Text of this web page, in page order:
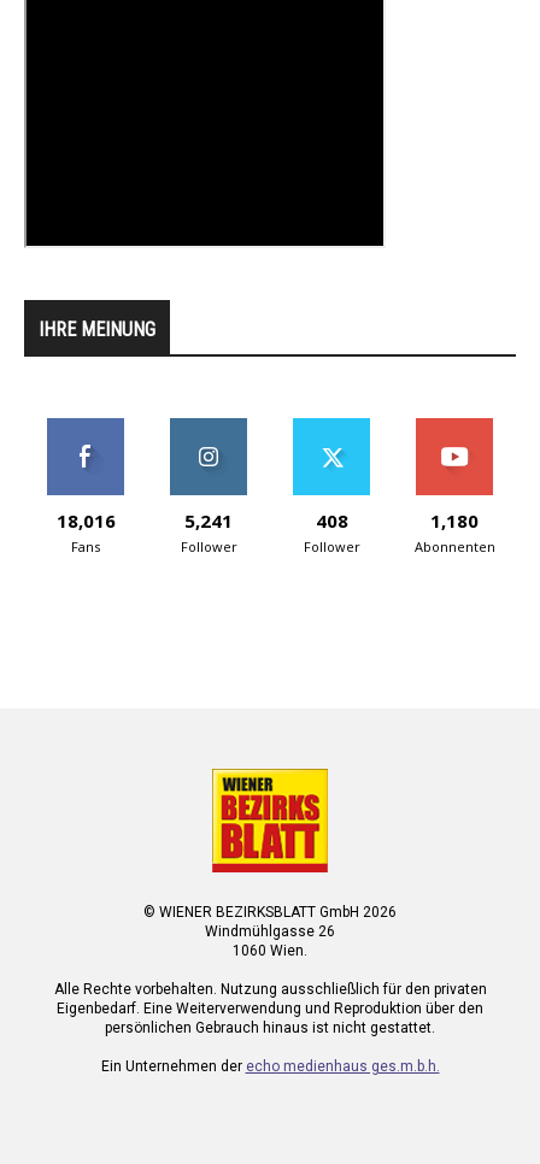
IHRE MEINUNG
18,016
Fans
5,241
Follower
408
Follower
1,180
Abonnenten
© WIENER BEZIRKSBLATT GmbH 2026
Windmühlgasse 26
1060 Wien.
Alle Rechte vorbehalten. Nutzung ausschließlich für den privaten
Eigenbedarf. Eine Weiterverwendung und Reproduktion über den
persönlichen Gebrauch hinaus ist nicht gestattet.
Ein Unternehmen der echo medienhaus ges.m.b.h.